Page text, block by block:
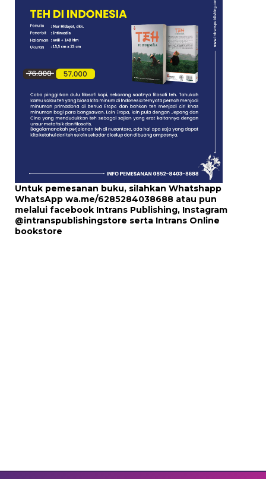
Untuk pemesanan buku, silahkan Whatshapp
WhatsApp wa.me/6285284038688 atau pun
melalui facebook Intrans Publishing, Instagram
@intranspublishingstore serta Intrans Online
bookstore